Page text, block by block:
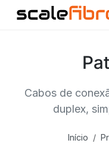
Cabos de
duplex,
Início